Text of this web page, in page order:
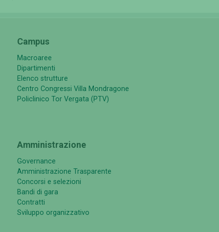
Campus
Macroaree
Dipartimenti
Elenco strutture
Centro Congressi Villa Mondragone
Policlinico Tor Vergata (PTV)
Amministrazione
Governance
Amministrazione Trasparente
Concorsi e selezioni
Bandi di gara
Contratti
Sviluppo organizzativo